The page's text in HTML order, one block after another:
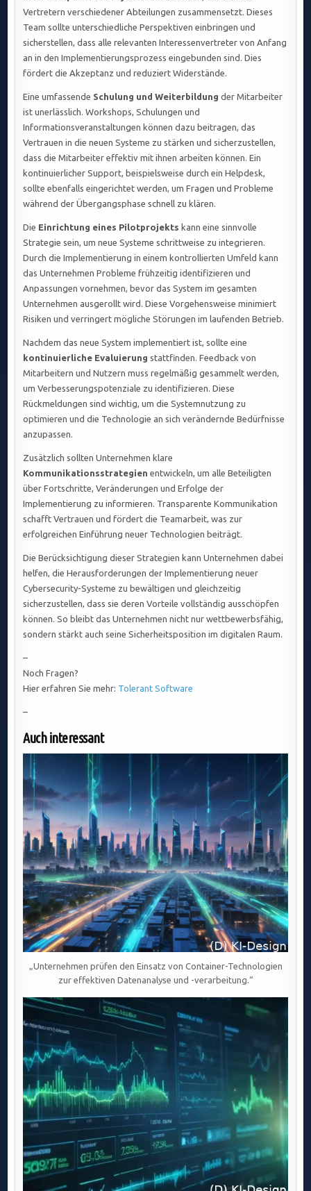
Vertretern verschiedener Abteilungen zusammensetzt. Dieses
Team sollte unterschiedliche Perspektiven einbringen und
sicherstellen, dass alle relevanten Interessenvertreter von Anfang
an in den Implementierungsprozess eingebunden sind. Dies
fördert die Akzeptanz und reduziert Widerstände.
Eine umfassende Schulung und Weiterbildung der Mitarbeiter
ist unerlässlich. Workshops, Schulungen und
Informationsveranstaltungen können dazu beitragen, das
Vertrauen in die neuen Systeme zu stärken und sicherzustellen,
dass die Mitarbeiter effektiv mit ihnen arbeiten können. Ein
kontinuierlicher Support, beispielsweise durch ein Helpdesk,
sollte ebenfalls eingerichtet werden, um Fragen und Probleme
während der Übergangsphase schnell zu klären.
Die Einrichtung eines Pilotprojekts kann eine sinnvolle
Strategie sein, um neue Systeme schrittweise zu integrieren.
Durch die Implementierung in einem kontrollierten Umfeld kann
das Unternehmen Probleme frühzeitig identifizieren und
Anpassungen vornehmen, bevor das System im gesamten
Unternehmen ausgerollt wird. Diese Vorgehensweise minimiert
Risiken und verringert mögliche Störungen im laufenden Betrieb.
Nachdem das neue System implementiert ist, sollte eine
kontinuierliche Evaluierung stattfinden. Feedback von
Mitarbeitern und Nutzern muss regelmäßig gesammelt werden,
um Verbesserungspotenziale zu identifizieren. Diese
Rückmeldungen sind wichtig, um die Systemnutzung zu
optimieren und die Technologie an sich verändernde Bedürfnisse
anzupassen.
Zusätzlich sollten Unternehmen klare
Kommunikationsstrategien entwickeln, um alle Beteiligten
über Fortschritte, Veränderungen und Erfolge der
Implementierung zu informieren. Transparente Kommunikation
schafft Vertrauen und fördert die Teamarbeit, was zur
erfolgreichen Einführung neuer Technologien beiträgt.
Die Berücksichtigung dieser Strategien kann Unternehmen dabei
helfen, die Herausforderungen der Implementierung neuer
Cybersecurity-Systeme zu bewältigen und gleichzeitig
sicherzustellen, dass sie deren Vorteile vollständig ausschöpfen
können. So bleibt das Unternehmen nicht nur wettbewerbsfähig,
sondern stärkt auch seine Sicherheitsposition im digitalen Raum.
–
Noch Fragen?
Hier erfahren Sie mehr: Tolerant Software
–
Auch interessant
„Unternehmen prüfen den Einsatz von Container-Technologien
zur effektiven Datenanalyse und -verarbeitung.“